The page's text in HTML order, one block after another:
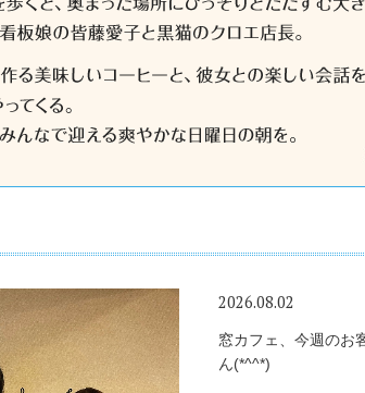
2026.08.02
窓カフェ、今週のお
ん(*^^*)